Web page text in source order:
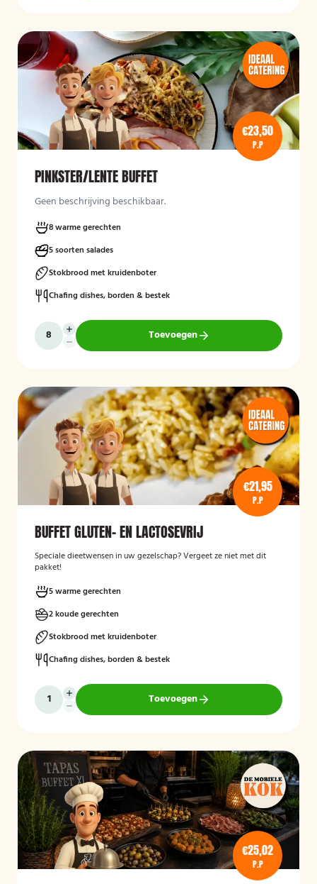
€23,50
P.P
PINKSTER/LENTE BUFFET
Geen beschrijving beschikbaar.
8 warme gerechten
5 soorten salades
Stokbrood met kruidenboter
Chafing dishes, borden & bestek
Toevoegen
€21,95
P.P
BUFFET GLUTEN- EN LACTOSEVRIJ
Speciale dieetwensen in uw gezelschap? Vergeet ze niet met dit
pakket!
5 warme gerechten
2 koude gerechten
Stokbrood met kruidenboter
Chafing dishes, borden & bestek
Toevoegen
€25,02
P.P